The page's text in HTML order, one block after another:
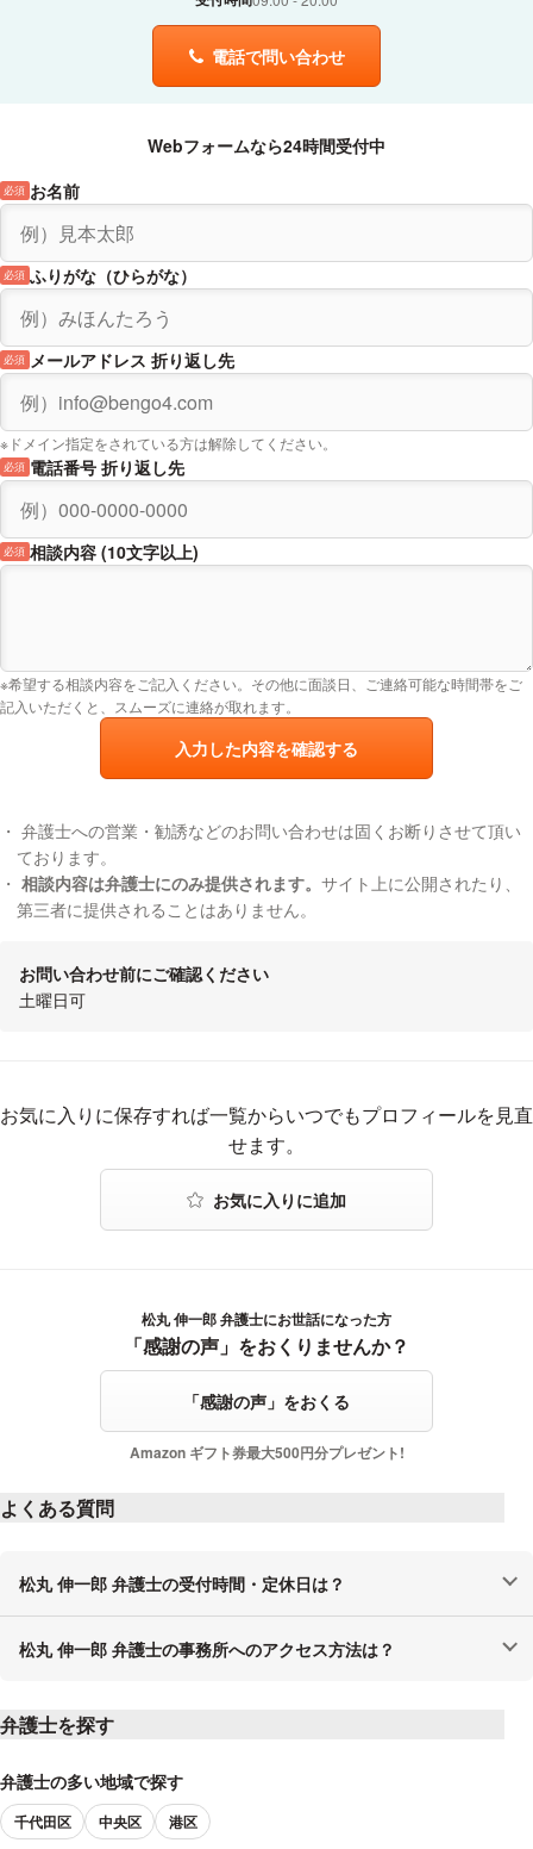
電話で問い合わせ
Webフォームなら24時間受付中
お名前
必須
ふりがな（ひらがな）
必須
メールアドレス 折り返し先
必須
※ドメイン指定をされている方は解除してください。
電話番号 折り返し先
必須
相談内容 (10文字以上)
必須
※希望する相談内容をご記入ください。その他に面談日、ご連絡可能な時間帯をご
記入いただくと、スムーズに連絡が取れます。
入力した内容を確認する
弁護士への営業・勧誘などのお問い合わせは固くお断りさせて頂い
ております。
相談内容は弁護士にのみ提供されます。 サイト上に公開されたり、
第三者に提供されることはありません。
お問い合わせ前にご確認ください
土曜日可
お気に入りに登録する
お気に入りに保存すれば一覧からいつでもプロフィールを見直
せます。
感謝の声をおくる松丸 伸一郎 弁護士にお世話になった方
「感謝の声」をおくりませんか？
「感謝の声」をおくる
Amazon ギフト券最大500円分プレゼント!
よくある質問
松丸 伸一郎 弁護士の受付時間・定休日は？
松丸 伸一郎 弁護士の事務所へのアクセス方法は？
弁護士を探す
弁護士の多い地域で探す
千代田区 中央区 港区